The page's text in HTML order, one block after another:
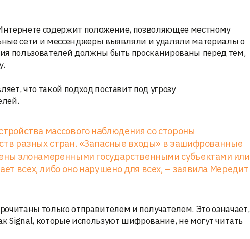
содержит положение, позволяющее местному
сети и мессенджеры выявляли и удаляли материалы о
пользователей должны быть просканированы перед тем,
что такой подход поставит под угрозу
массового наблюдения со стороны
разных стран. «Запасные входы» в зашифрованные
злонамеренными государственными субъектами или
всех, либо оно нарушено для всех, – заявила Мередит
только отправителем и получателем. Это означает,
которые используют шифрование, не могут читать